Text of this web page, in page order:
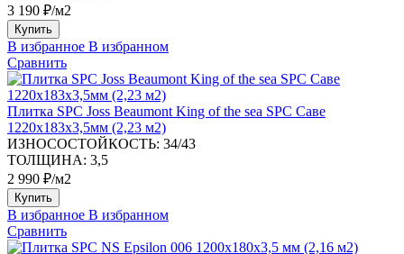
3 190 ₽/м2
Купить
В избранное В избранном
Сравнить
Плитка SPC Joss Beaumont King of the sea SPC Саве
1220х183х3,5мм (2,23 м2)
ИЗНОСОСТОЙКОСТЬ: 34/43
ТОЛЩИНА: 3,5
2 990 ₽/м2
Купить
В избранное В избранном
Сравнить